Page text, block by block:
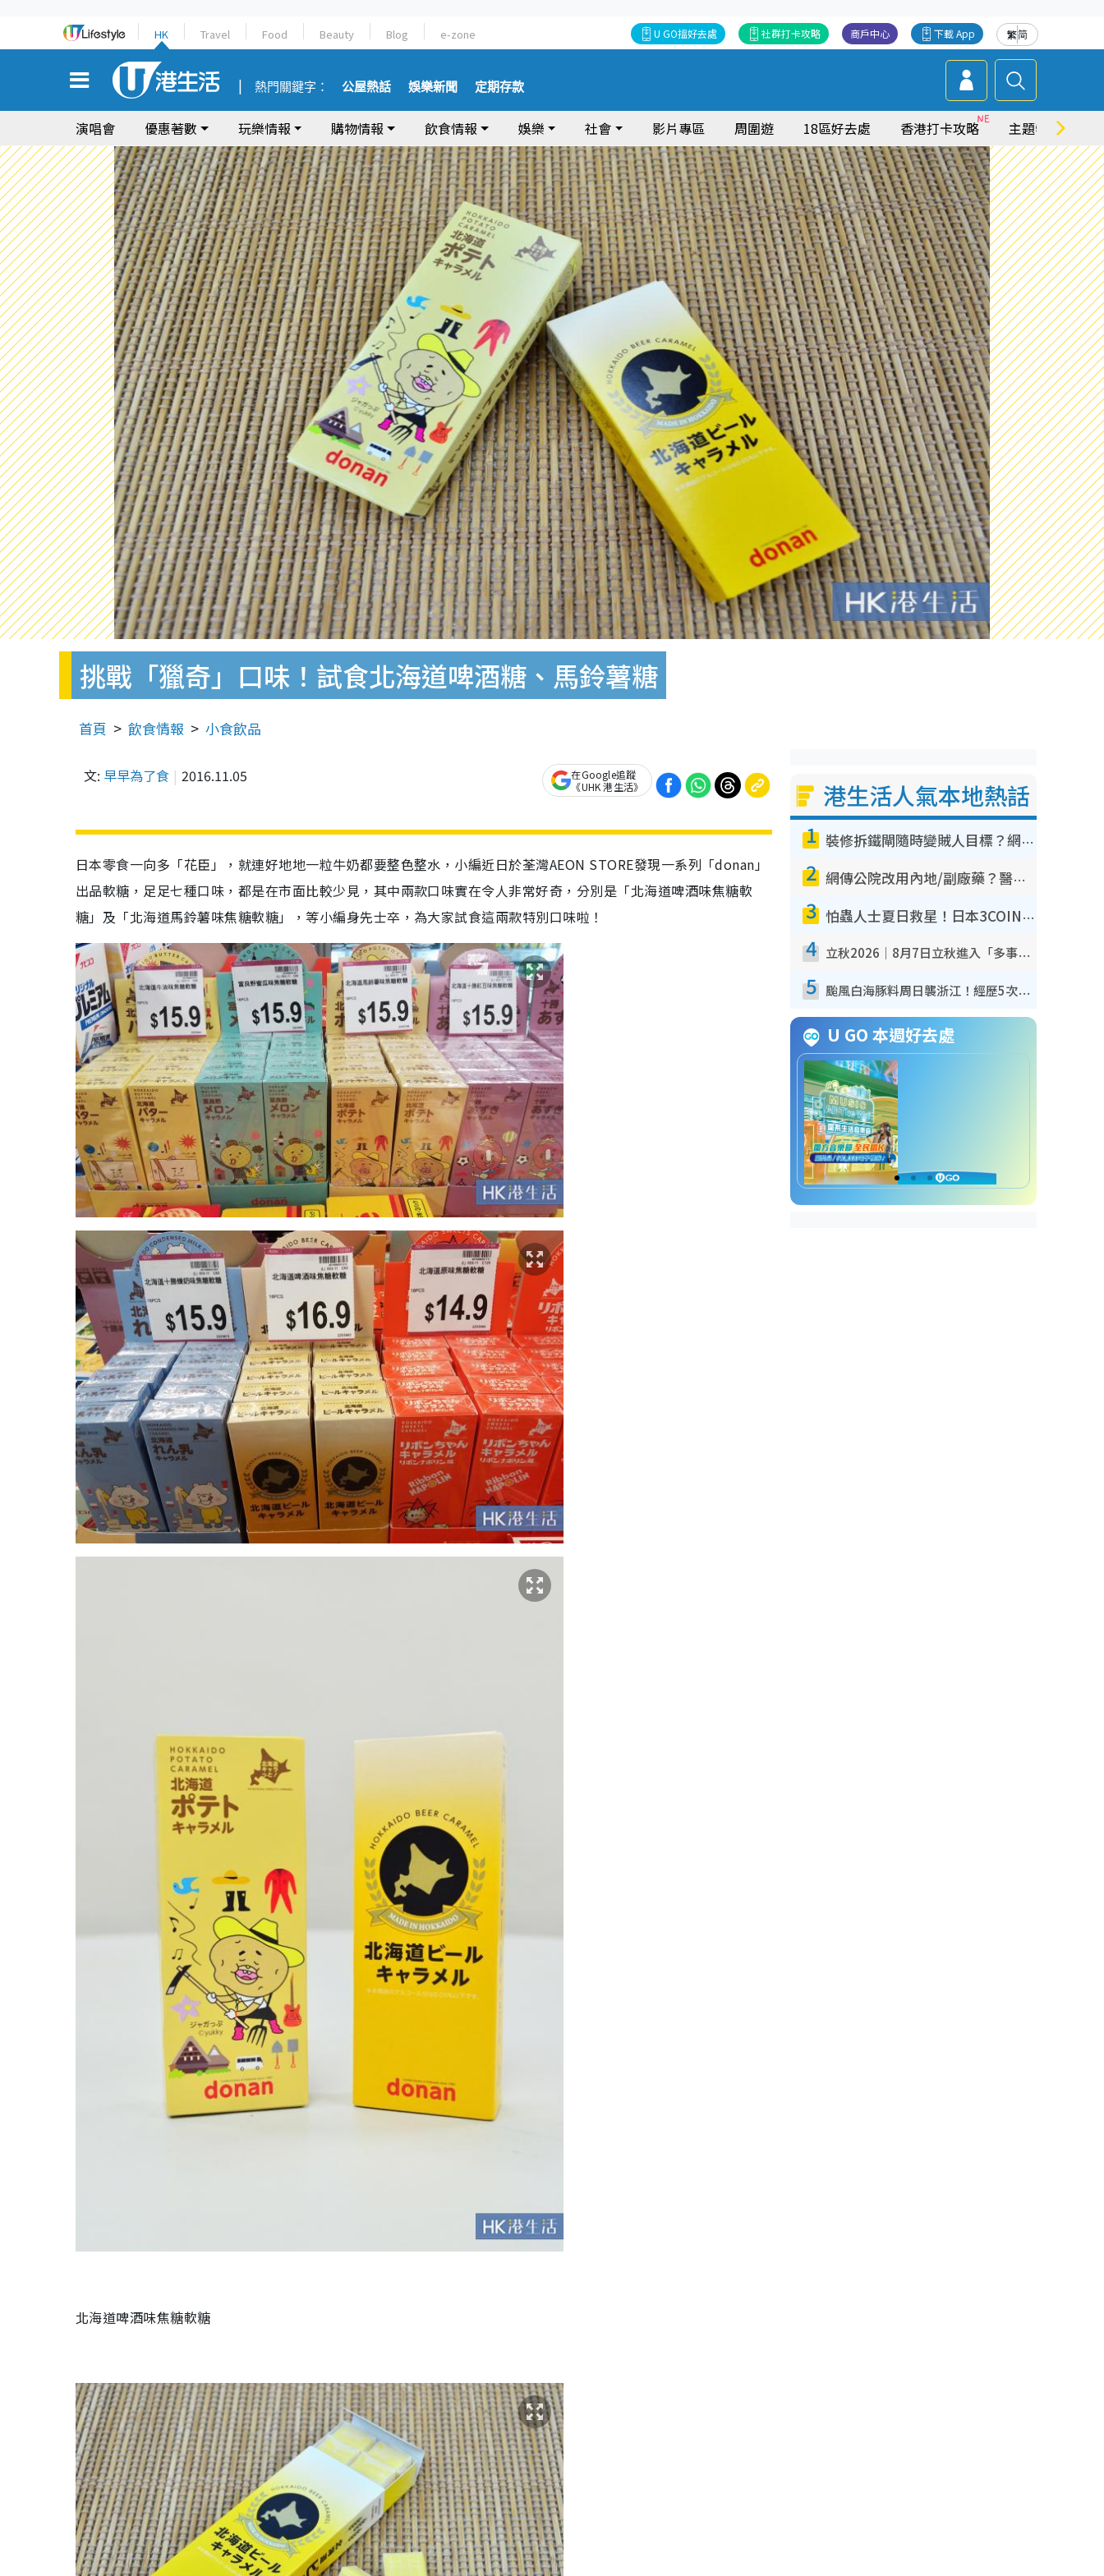
HK Travel Food Beauty Blog e-zone 繁简
下載 App
商戶中心
社群打卡攻略
U GO搵好去處
熱門關鍵字： 公屋熱話 娛樂新聞 定期存款
演唱會 優惠著數 玩樂情報 購物情報 飲食情報 娛樂 社會 影片專區 周圍遊 18區好去處 香港打卡攻略 主題特集
挑戰「獵奇」口味！試食北海道啤酒糖、馬鈴薯糖
首頁 飲食情報 小食飲品
文: 早早為了食 2016.11.05
在Google追蹤
《UHK 港生活》
日本零食一向多「花臣」，就連好地地一粒牛奶都要整色整水，小編近日於荃灣AEON STORE發現一系列「donan」
出品軟糖，足足七種口味，都是在市面比較少見，其中兩款口味實在令人非常好奇，分別是「北海道啤酒味焦糖軟
糖」及「北海道馬鈴薯味焦糖軟糖」，等小編身先士卒，為大家試食這兩款特別口味啦！
北海道啤酒味焦糖軟糖
港生活人氣本地熱話
1 裝修拆鐵閘隨時變賊人目標？網民揭2大關鍵用途：裝新式等於白裝？附新舊鐵閘分別
2 網傳公院改用內地/副廠藥？醫生拆解正副廠分別 揭4類人換藥隨時出事
3 怕蟲人士夏日救星！日本3COINS爆紅驅蟲神器$45起 1招「全程免觸碰」輕鬆搞定小強
4 立秋2026｜8月7日立秋進入「多事之秋」 3件事唔做得！專家教6招開運 清枱頭／銀包納氣接好運
5 颱風白海豚料周日襲浙江！經歷5次「眼牆置換」極罕見 成登陸內地最長途颱風
U GO 本週好去處